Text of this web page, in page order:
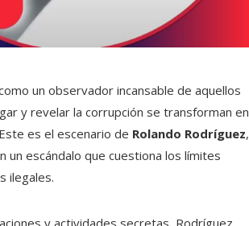
un observador incansable de aquellos
y revelar la corrupción se transforman en
es el escenario de Rolando Rodríguez,
un escándalo que cuestiona los límites
ilegales.